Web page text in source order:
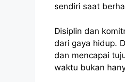
sendiri saat
Disiplin dan
dari gaya hidup.
dan mencapai
waktu bukan